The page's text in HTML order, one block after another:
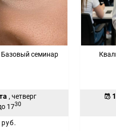
семинар
, четверг
1730
руб.